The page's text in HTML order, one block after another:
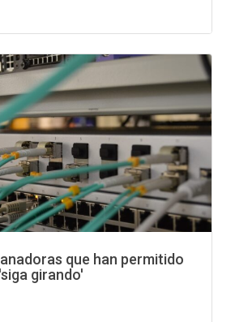
que han permitido
girando'